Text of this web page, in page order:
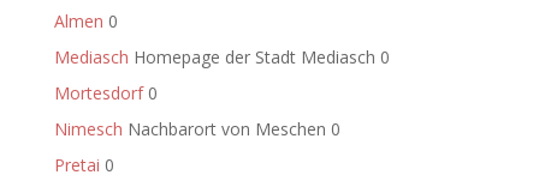
Almen 0
Mediasch Homepage der Stadt Mediasch 0
Mortesdorf0
Nimesch Nachbarort von Meschen 0
Pretai 0